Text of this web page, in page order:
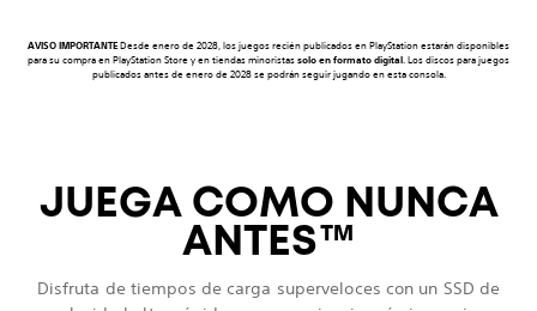
AVISO IMPORTANTEDesde enero de 2028, los juegos recién publicados en PlayStation estarán disponibles
para su compra en PlayStation Store y en tiendas minoristassolo en formato digital. Los discos para juegos
publicados antes de enero de 2028 se podrán seguir jugando en esta consola.
JUEGA COMO NUNCA
ANTES™
Disfruta de tiempos de carga superveloces con un SSD de